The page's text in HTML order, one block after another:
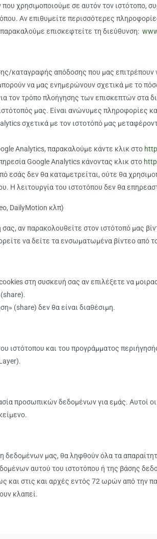
χρησιμοποιούμε σε αυτόν τον ιστότοπο,
Αν επιθυμείτε περισσότερες
επισκεφτείτε τη διεύθυνση:
καταγραφής απόδοσης που μας
να μας ενημερώνουν σχετικά με το
τον τρόπο πλοήγησης των επισκεπτών στα
μας. Είναι ανώνυμες πληροφορίες
σχετικά με τον ιστοτόπό μας
Analytics, παρακαλούμε κάντε κλικ στο
Google Analytics κάνοντας κλικ στο
δεν θα καταμετρείται, ούτε θα
Η λειτουργία του ιστοτόπου δεν θα
DailyMotion κλπ)
αν παρακολουθείτε στον ιστότοπό μας
να δείτε τα ενσωματωμένα βίντεο από
στη συσκευή σας αν επιλέξετε να
(share) δεν θα είναι διαθέσιμη.
ιστότοπου και του προγράμματος
προσωπικών δεδομένων για εμάς. Αυτοί
μας, θα ληφθούν όλα τα
αυτού του ιστοτόπου ή της βάσης
στις και αρχές εντός 72 ωρών από την
κλαπεί.